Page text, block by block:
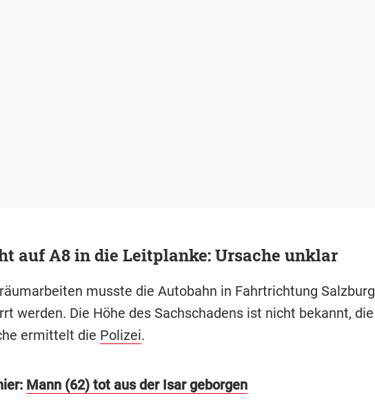
auf A8 in die Leitplanke: Ursache unklar
musste die Autobahn in Fahrtrichtung Salzburg
werden. Die Höhe des Sachschadens ist nicht bekannt, die
ermittelt die Polizei.
Mann (62) tot aus der Isar geborgen